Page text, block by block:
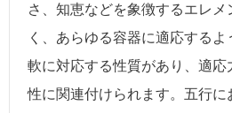
さ、知恵などを象徴するエレ
く、あらゆる容器に適応する
軟に対応する性質があり、適
性に関連付けられます。五行に